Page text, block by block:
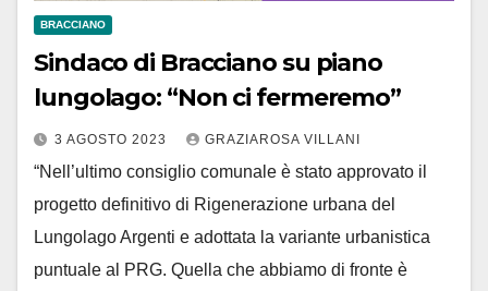
BRACCIANO
Sindaco di Bracciano su piano
lungolago: “Non ci fermeremo”
3 AGOSTO 2023 GRAZIAROSA VILLANI
“Nell’ultimo consiglio comunale è stato approvato il
progetto definitivo di Rigenerazione urbana del
Lungolago Argenti e adottata la variante urbanistica
puntuale al PRG. Quella che abbiamo di fronte è